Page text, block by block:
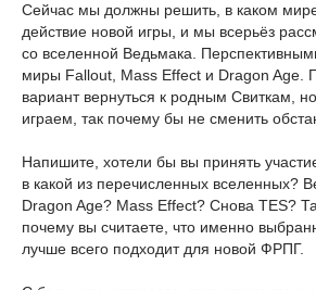
Сейчас мы должны решить, в каком
действие новой игры, и мы всерьёз
со вселенной Ведьмака.
миры Fallout, Mass Effect и Dragon Age.
вариант вернуться к родным Свиткам,
играем, так почему бы не сменить
Напишите, хотели бы вы принять
в какой из перечисленных вселенных?
Dragon Age? Mass Effect? Снова TES?
почему вы считаете, что именно
лучше всего подходит для новой ФРПГ.